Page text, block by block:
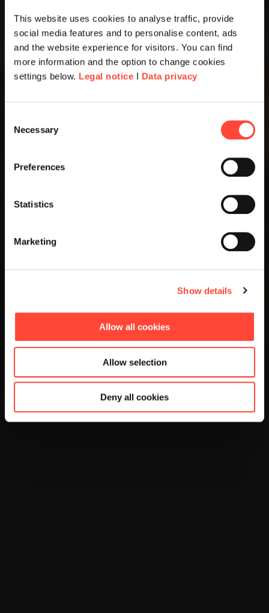
This website uses cookies to analyse traffic, provide
social media features and to personalise content, ads
and the website experience for visitors. You can find
more information and the option to change cookies
settings below. Legal notice I Data privacy
Selection
Necessary
Preferences
Statistics
Marketing
Show details
Allow all cookies
Allow selection
Deny all cookies